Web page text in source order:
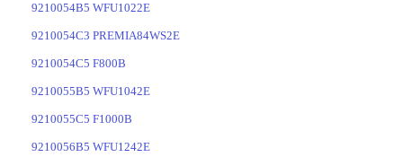
9210054B5 WFU1022E
9210054C3 PREMIA84WS2E
9210054C5 F800B
9210055B5 WFU1042E
9210055C5 F1000B
9210056B5 WFU1242E